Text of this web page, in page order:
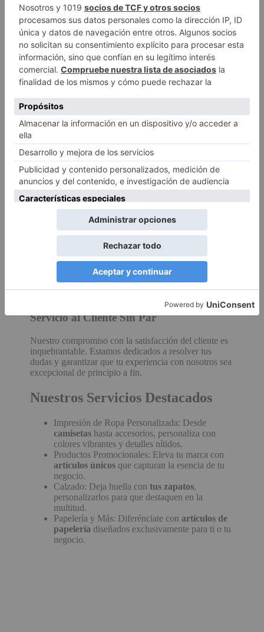
acompañamos en cada paso del proceso. Desde la
selección del diseño hasta el producto final, nuestro
equipo está aquí para asegurar que cada proyecto
refleje exactamente lo que tenías en mente.
Calidad Insuperable
Gracias a nuestra avanzada tecnología de impresión
DTF y tintas de alta calidad, garantizamos resultados
impresionantes. Cada impresión es un testimonio de la
pasión y la precisión que ponemos en nuestro trabajo.
Amplia Gama de Materiales
Nuestra técnica DTF abre un abanico de posibilidades,
permitiéndote personalizar una variedad de objetos y
superficies. Con Langayo, la única limitación es tu
imaginación.
Durabilidad y Rentabilidad
Optar por Langayo significa elegir impresiones que
perduran. La durabilidad de nuestros productos
asegura que tu inversión es tan perdurable como tus
Servicio al Cliente Sin Par
Nuestro compromiso con la satisfacción del cliente es
inquebrantable. Estamos dedicados a resolver tus
dudas y garantizar que tu experiencia con nosotros sea
excepcional de principio a fin.
Nuestros Servicios Destacados
Impresión de Ropa Personalizada: Desde
camisetas hasta accesorios, personaliza con
colores vibrantes y detalles nítidos.
Productos Promocionales: Eleva tu marca con
artículos únicos que capturan la esencia de tu
negocio.
Calzado: Deja huella contus zapatos,
personalizarlos para que destaquen en la
multitud.
Papelería y Más: Diferénciate conartículos de
papelería diseñados exclusivamente para ti o tu
negocio.